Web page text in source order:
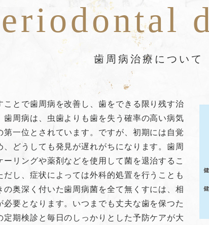
歯周病治療について
ことで歯周病を改善し、歯をできる限り残す治
歯周病は、虫歯よりも歯を失う確率の高い病気
第一位とされています。ですが、初期には自覚
、どうしても発見が遅れがちになります。歯周
ーリングや薬剤などを使用して菌を退治するこ
だし、症状によっては外科的処置を行うことも
の奥深く付いた歯周病菌を全て無くすには、相
必要となります。いつまでも丈夫な歯を保つた
定期検診と毎日のしっかりとした予防ケアが大